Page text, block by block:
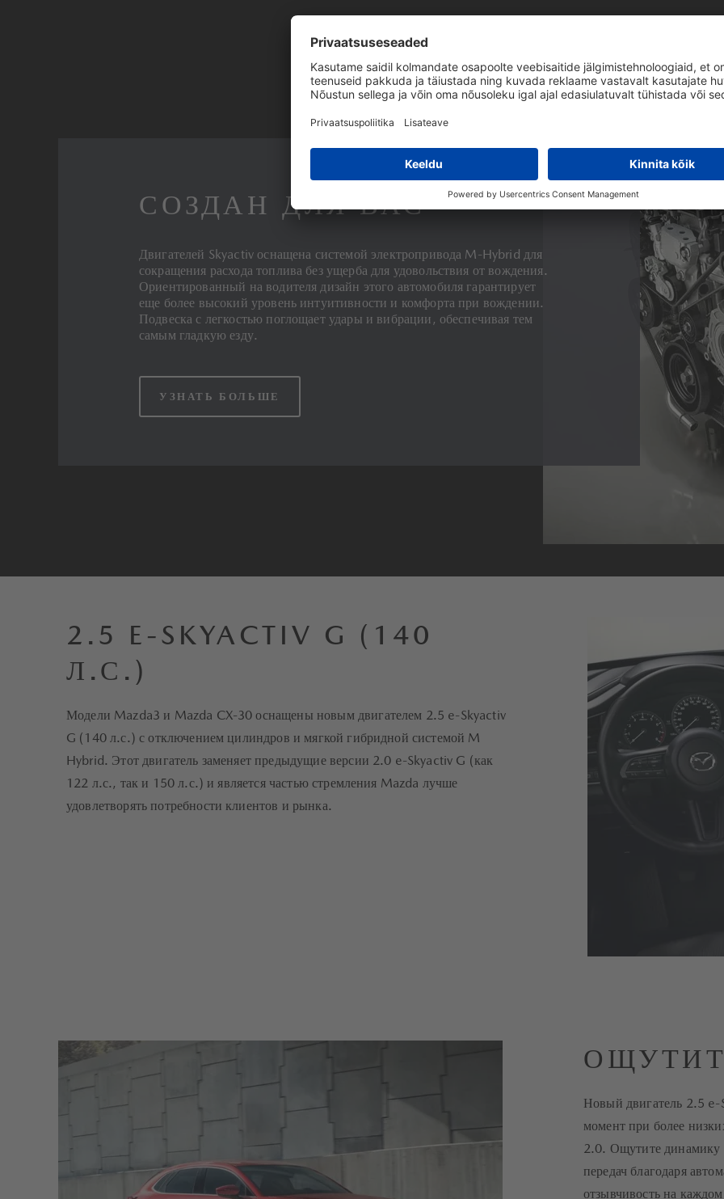
СОЗДАН ДЛЯ ВАС
Двигателей Skyactiv оснащена системой электропривода M-Hybrid для
сокращения расхода топлива без ущерба для удовольствия от вождения.
Ориентированный на водителя дизайн этого автомобиля гарантирует
еще более высокий уровень интуитивности и комфорта при вождении.
Подвеска с легкостью поглощает удары и вибрации, обеспечивая тем
самым гладкую езду.
УЗНАТЬ БОЛЬШЕ
2.5 E-SKYACTIV G (140
Л.С.)
Модели Mazda3 и Mazda CX-30 оснащены новым двигателем 2.5 e-Skyactiv
G (140 л.с.) с отключением цилиндров и мягкой гибридной системой M
Hybrid. Этот двигатель заменяет предыдущие версии 2.0 e-Skyactiv G (как
122 л.с., так и 150 л.с.) и является частью стремления Mazda лучше
удовлетворять потребности клиентов и рынка.
Новый двигатель 2.5 e-
момент при более
2.0. Ощутите динамику
передач благодаря
отзывчивость на